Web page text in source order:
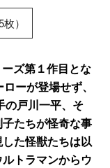
）
ズ第１作目とな
ーが登場せず、
の戸川一平、そ
たちが怪奇な事
た怪獣たちは以
トラマンからウ